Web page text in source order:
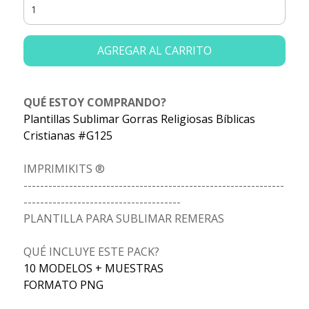
AGREGAR AL CARRITO
QUÉ ESTOY COMPRANDO?
Plantillas Sublimar Gorras Religiosas Bíblicas
Cristianas #G125
IMPRIMIKITS ®
---------------------------------------------------------------
--------------------------------------
PLANTILLA PARA SUBLIMAR REMERAS
QUÉ INCLUYE ESTE PACK?
10 MODELOS + MUESTRAS
FORMATO PNG